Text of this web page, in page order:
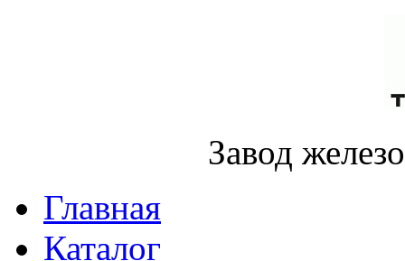
Завод
Главная
Каталог